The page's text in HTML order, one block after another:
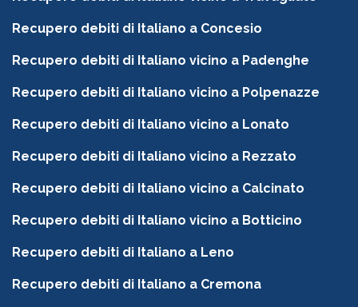
Recupero debiti di Italiano a Concesio
Recupero debiti di Italiano vicino a Padenghe
Recupero debiti di Italiano vicino a Polpenazze
Recupero debiti di Italiano vicino a Lonato
Recupero debiti di Italiano vicino a Rezzato
Recupero debiti di Italiano vicino a Calcinato
Recupero debiti di Italiano vicino a Botticino
Recupero debiti di Italiano a Leno
Recupero debiti di Italiano a Cremona